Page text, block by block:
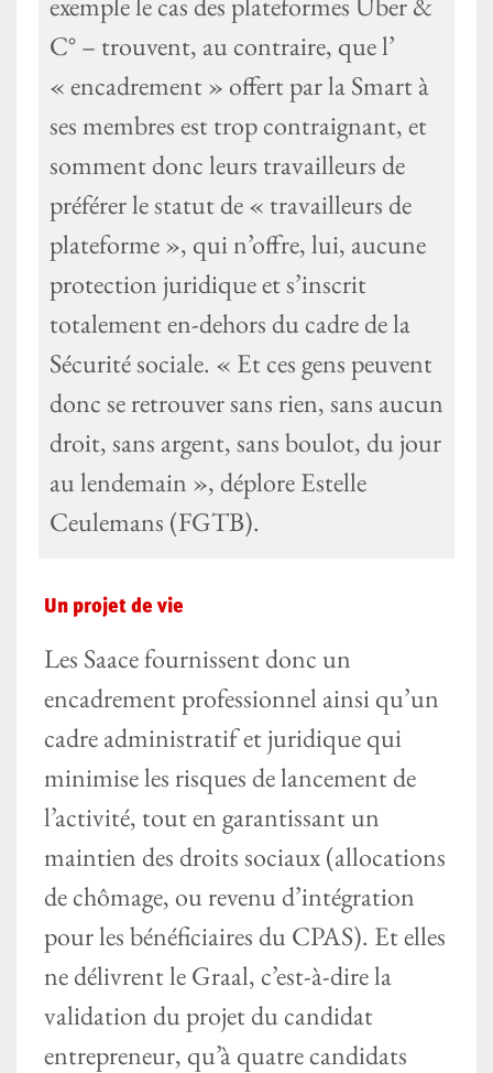
C° – trouvent, au contraire, que l’
« encadrement » offert par la Smart à
ses membres est trop contraignant, et
somment donc leurs travailleurs de
préférer le statut de « travailleurs de
plateforme », qui n’offre, lui, aucune
protection juridique et s’inscrit
totalement en-dehors du cadre de la
Sécurité sociale. « Et ces gens peuvent
donc se retrouver sans rien, sans aucun
droit, sans argent, sans boulot, du jour
au lendemain », déplore Estelle
Ceulemans (FGTB).
Un projet de vie
Les Saace fournissent donc un
encadrement professionnel ainsi qu’un
cadre administratif et juridique qui
minimise les risques de lancement de
l’activité, tout en garantissant un
maintien des droits sociaux (allocations
de chômage, ou revenu d’intégration
pour les bénéficiaires du CPAS). Et elles
ne délivrent le Graal, c’est-à-dire la
validation du projet du candidat
entrepreneur, qu’à quatre candidats